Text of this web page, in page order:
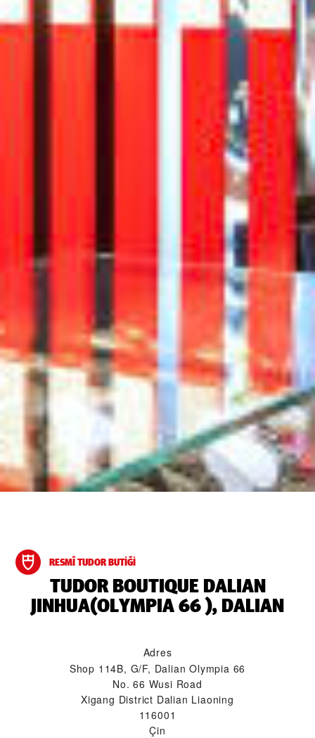
RESMÎ TUDOR BUTIĞI
‭TUDOR BOUTIQUE DALIAN
JINHUA(OLYMPIA 66 ), DALIAN‬
Adres
Shop 114B, G/F, Dalian Olympia 66
No. 66 Wusi Road
Xigang District Dalian Liaoning
116001
Çin